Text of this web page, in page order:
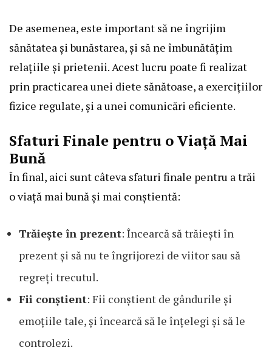
De asemenea, este important să ne îngrijim
sănătatea și bunăstarea, și să ne îmbunătățim
relațiile și prietenii. Acest lucru poate fi realizat
prin practicarea unei diete sănătoase, a exercițiilor
fizice regulate, și a unei comunicări eficiente.
Sfaturi Finale pentru o Viață Mai
Bună
În final, aici sunt câteva sfaturi finale pentru a trăi
o viață mai bună și mai conștientă:
Trăiește în prezent: Încearcă să trăiești în
prezent și să nu te îngrijorezi de viitor sau să
regreți trecutul.
Fii conștient: Fii conștient de gândurile și
emoțiile tale, și încearcă să le înțelegi și să le
controlezi.